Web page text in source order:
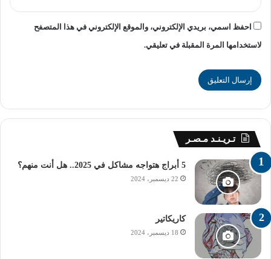
طلاب النقل موعد امتحانات الترم الأول 2025
موعد امتحانات الترم الثاني 2025 في المدارس
موعد امتحانات الفصل الدراسي الأول 2024
احفظ اسمي، بريدي الإلكتروني، والموقع الإلكتروني في هذا المتصفح
لاستخدامها المرة المقبلة في تعليقي.
تـريـنـد مـصـر
5 أبراج هتواجه مشاكل في 2025.. هل أنت منهم؟
22 ديسمبر، 2024
كاريكاتير
18 ديسمبر، 2024